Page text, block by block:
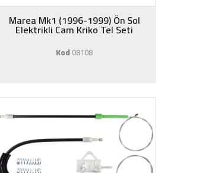
Marea Mk1 (1996-1999) Ön Sol
Elektrikli Cam Kriko Tel Seti
Kod08108